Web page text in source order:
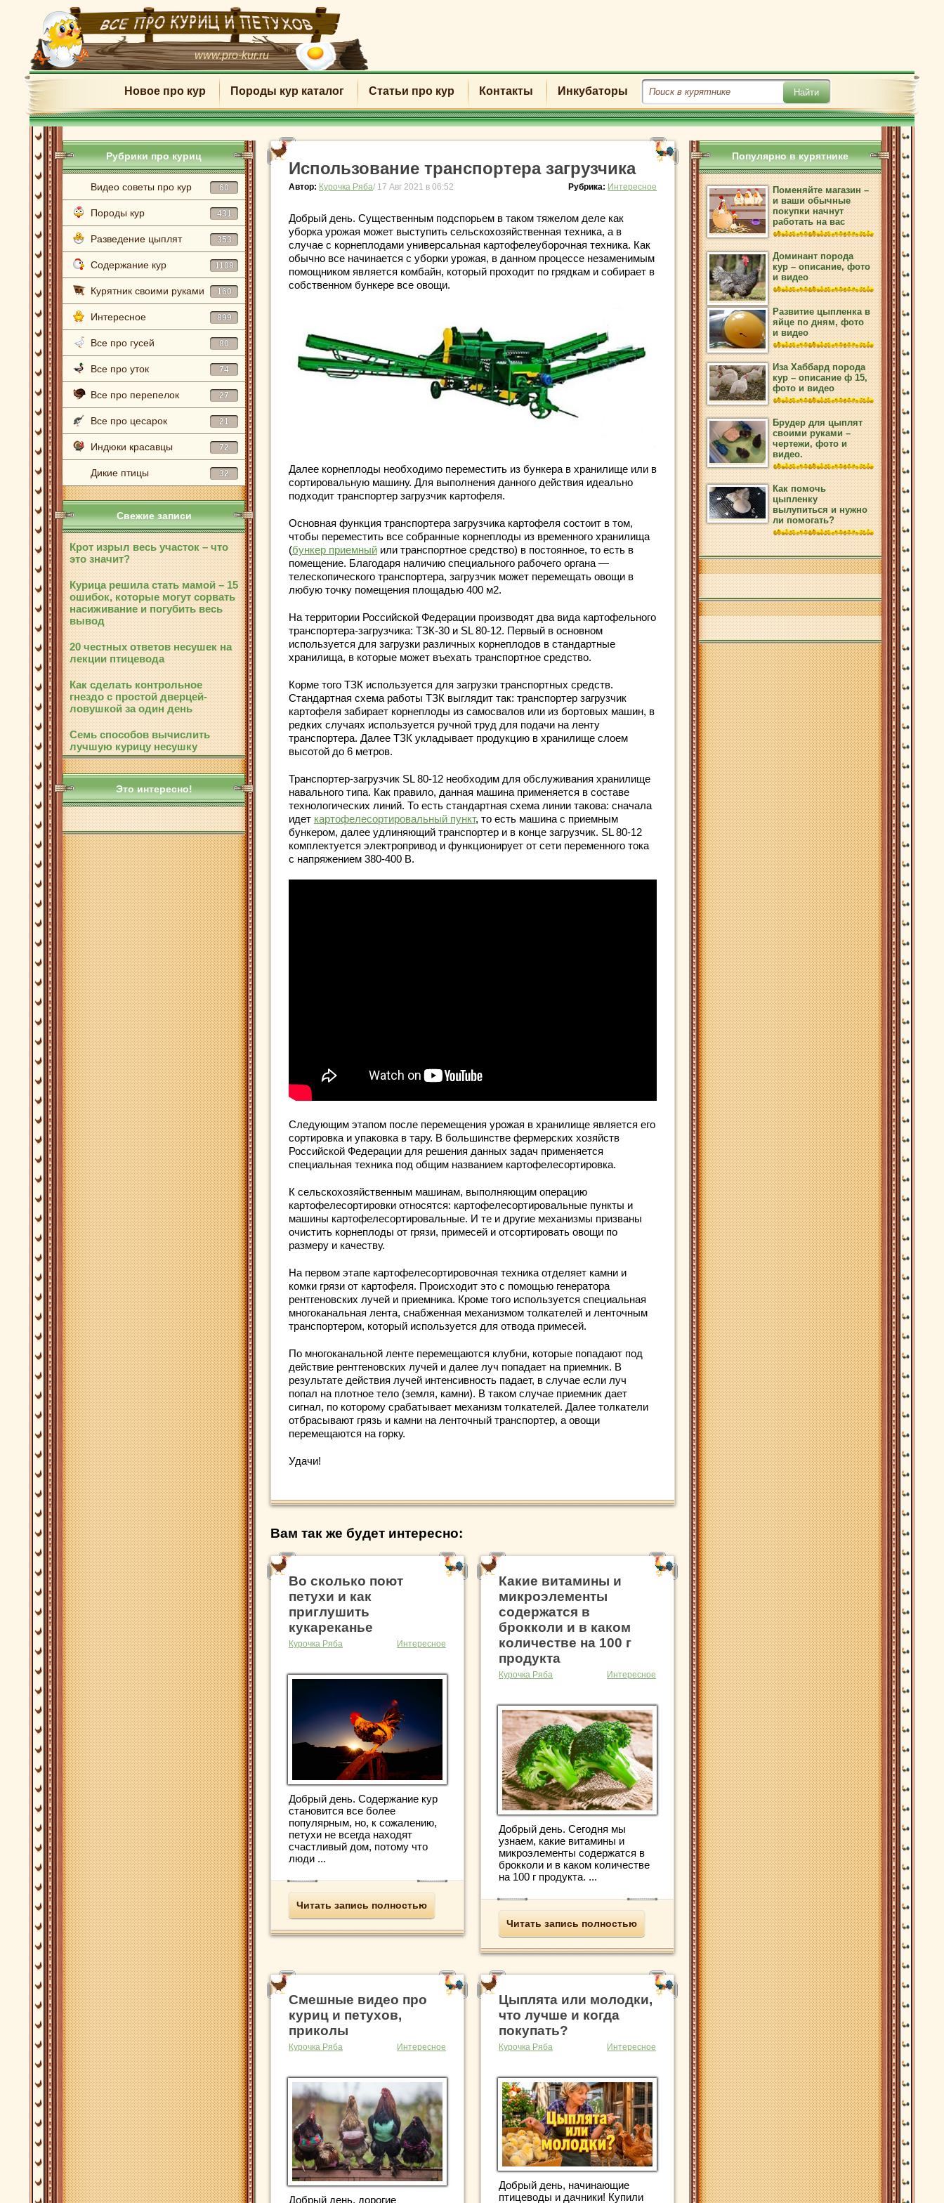
www.pro-kur.ru
Новое про кур Породы кур каталог Статьи про кур Контакты Инкубаторы
Рубрики про куриц
Видео советы про кур 60
Породы кур 431
Разведение цыплят 353
Содержание кур 1108
Курятник своими руками 160
Интересное 899
Все про гусей 80
Все про уток 74
Все про перепелок 27
Все про цесарок 21
Индюки красавцы 72
Дикие птицы 32
Свежие записи
Крот изрыл весь участок – что
это значит?
Курица решила стать мамой – 15
ошибок, которые могут сорвать
насиживание и погубить весь
вывод
20 честных ответов несушек на
лекции птицевода
Как сделать контрольное
гнездо с простой дверцей-
ловушкой за один день
Семь способов вычислить
лучшую курицу несушку
Это интересно!
Использование транспортера загрузчика
Автор: Курочка Ряба/ 17 Авг 2021 в 06:52 Рубрика: Интересное
Добрый день. Существенным подспорьем в таком тяжелом деле как
уборка урожая может выступить сельскохозяйственная техника, а в
случае с корнеплодами универсальная картофелеуборочная техника. Как
обычно все начинается с уборки урожая, в данном процессе незаменимым
помощником является комбайн, который проходит по грядкам и собирает в
собственном бункере все овощи.
Далее корнеплоды необходимо переместить из бункера в хранилище или в
сортировальную машину. Для выполнения данного действия идеально
подходит транспортер загрузчик картофеля.
Основная функция транспортера загрузчика картофеля состоит в том,
чтобы переместить все собранные корнеплоды из временного хранилища
(бункер приемный или транспортное средство) в постоянное, то есть в
помещение. Благодаря наличию специального рабочего органа —
телескопического транспортера, загрузчик может перемещать овощи в
любую точку помещения площадью 400 м2.
На территории Российской Федерации производят два вида картофельного
транспортера-загрузчика: ТЗК-30 и SL 80-12. Первый в основном
используется для загрузки различных корнеплодов в стандартные
хранилища, в которые может въехать транспортное средство.
Корме того ТЗК используется для загрузки транспортных средств.
Стандартная схема работы ТЗК выглядит так: транспортер загрузчик
картофеля забирает корнеплоды из самосвалов или из бортовых машин, в
редких случаях используется ручной труд для подачи на ленту
транспортера. Далее ТЗК укладывает продукцию в хранилище слоем
высотой до 6 метров.
Транспортер-загрузчик SL 80-12 необходим для обслуживания хранилище
навального типа. Как правило, данная машина применяется в составе
технологических линий. То есть стандартная схема линии такова: сначала
идет картофелесортировальный пункт, то есть машина с приемным
бункером, далее удлиняющий транспортер и в конце загрузчик. SL 80-12
комплектуется электропривод и функционирует от сети переменного тока
с напряжением 380-400 В.
Следующим этапом после перемещения урожая в хранилище является его
сортировка и упаковка в тару. В большинстве фермерских хозяйств
Российской Федерации для решения данных задач применяется
специальная техника под общим названием картофелесортировка.
К сельскохозяйственным машинам, выполняющим операцию
картофелесортировки относятся: картофелесортировальные пункты и
машины картофелесортировальные. И те и другие механизмы призваны
очистить корнеплоды от грязи, примесей и отсортировать овощи по
размеру и качеству.
На первом этапе картофелесортировочная техника отделяет камни и
комки грязи от картофеля. Происходит это с помощью генератора
рентгеновских лучей и приемника. Кроме того используется специальная
многоканальная лента, снабженная механизмом толкателей и ленточным
транспортером, который используется для отвода примесей.
По многоканальной ленте перемещаются клубни, которые попадают под
действие рентгеновских лучей и далее луч попадает на приемник. В
результате действия лучей интенсивность падает, в случае если луч
попал на плотное тело (земля, камни). В таком случае приемник дает
сигнал, по которому срабатывает механизм толкателей. Далее толкатели
отбрасывают грязь и камни на ленточный транспортер, а овощи
перемещаются на горку.
Удачи!
Вам так же будет интересно:
Во сколько поют
петухи и как
приглушить
кукареканье
Курочка Ряба Интересное
Добрый день. Содержание кур
становится все более
популярным, но, к сожалению,
петухи не всегда находят
счастливый дом, потому что
люди ...
Читать запись полностью
Какие витамины и
микроэлементы
содержатся в
брокколи и в каком
количестве на 100 г
продукта
Курочка Ряба Интересное
Добрый день. Сегодня мы
узнаем, какие витамины и
микроэлементы содержатся в
брокколи и в каком количестве
на 100 г продукта. ...
Читать запись полностью
Смешные видео про
куриц и петухов,
приколы
Курочка Ряба Интересное
Добрый день, дорогие
Цыплята или молодки,
что лучше и когда
покупать?
Курочка Ряба Интересное
Добрый день, начинающие
птицеводы и дачники! Купили
Популярно в курятнике
Поменяйте магазин –
и ваши обычные
покупки начнут
работать на вас
Доминант порода
кур – описание, фото
и видео
Развитие цыпленка в
яйце по дням, фото
и видео
Иза Хаббард порода
кур – описание ф 15,
фото и видео
Брудер для цыплят
своими руками –
чертежи, фото и
видео.
Как помочь
цыпленку
вылупиться и нужно
ли помогать?